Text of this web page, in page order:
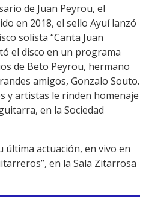
Link
de Juan Peyrou, el
en 2018, el sello Ayuí lanzó
solista “Canta Juan
el disco en un programa
de Beto Peyrou, hermano
amigos, Gonzalo Souto.
y artistas le rinden homenaje
en la Sociedad
última actuación, en vivo en
en la Sala Zitarrosa